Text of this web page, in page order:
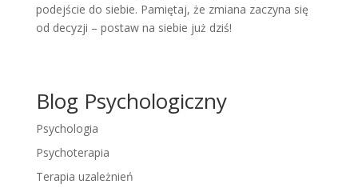
podejście do siebie. Pamiętaj, że zmiana zaczyna się
od decyzji – postaw na siebie już dziś!
Blog Psychologiczny
Psychologia
Psychoterapia
Terapia uzależnień